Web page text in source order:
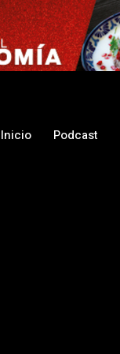
Inicio Podcast